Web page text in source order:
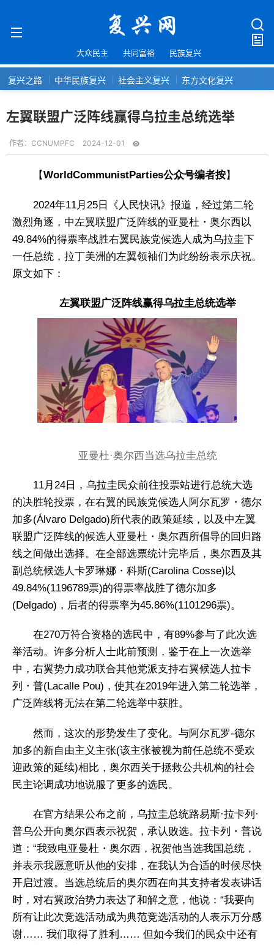
大众民主 共同富裕 民族复兴
复兴之路 中华民族复兴 社会主义复兴 东方文化复兴
左翼联盟广泛阵线赢得乌拉圭总统选举
作者： CCNUMPFC 2024-12-01
【WorldCommunistParties公众号编者按】
2024年11月25日《人民快讯》报道，经过第二轮
激烈角逐，中左翼联盟广泛阵线的亚曼杜・奥尔西以
49.84%的得票率战胜右翼民族党候选人成为乌拉圭下
一任总统，拉丁美洲的左翼领袖们为此纷纷表示庆祝。
原文如下：
左翼联盟广泛阵线赢得乌拉圭总统选举
亚曼杜·奥尔西当选乌拉圭总统
11月24日，乌拉圭民众前往投票站进行总统大选
的决胜轮投票，在右翼的民族党候选人阿尔瓦罗・德尔
加多(Álvaro Delgado)所代表的政策延续，以及中左翼
联盟广泛阵线的候选人亚曼杜・奥尔西所倡导的回归路
线之间做出选择。在全部选票统计完毕后，奥尔西及其
副总统候选人卡罗琳娜・科斯(Carolina Cosse)以
49.84%(1196789票)的得票率战胜了德尔加多
(Delgado)，后者的得票率为45.86%(1101296票)。
在270万符合资格的选民中，有89%参与了此次选
举活动。许多分析人士此前预测，鉴于在上一次选举
中，右翼势力成功联合其他党派支持右翼候选人拉卡
列・普(Lacalle Pou)，使其在2019年进入第二轮选举，
广泛阵线将无法在第二轮选举中获胜。
然而，这次的形势发生了变化。与阿尔瓦罗-德尔
加多的新自由主义主张(该主张被视为前任总统不受欢
迎政策的延续)相比，奥尔西关于拯救公共机构的社会
民主论调成功地说服了更多的选民。
在官方结果公布之前，乌拉圭总统路易斯·拉卡列·
普乌公开向奥尔西表示祝贺，承认败选。拉卡列・普说
道：“我致电亚曼杜・奥尔西，祝贺他当选我国总统，
并表示我愿意听从他的安排，在我认为合适的时候尽快
开启过渡。当选总统后的奥尔西在向其支持者发表讲话
时，对右翼政治势力表达了和解之意，他说：“我要向
所有让此次竞选活动成为典范竞选活动的人表示万分感
谢…… 我们取得了胜利…… 但如今我们的民众中还有